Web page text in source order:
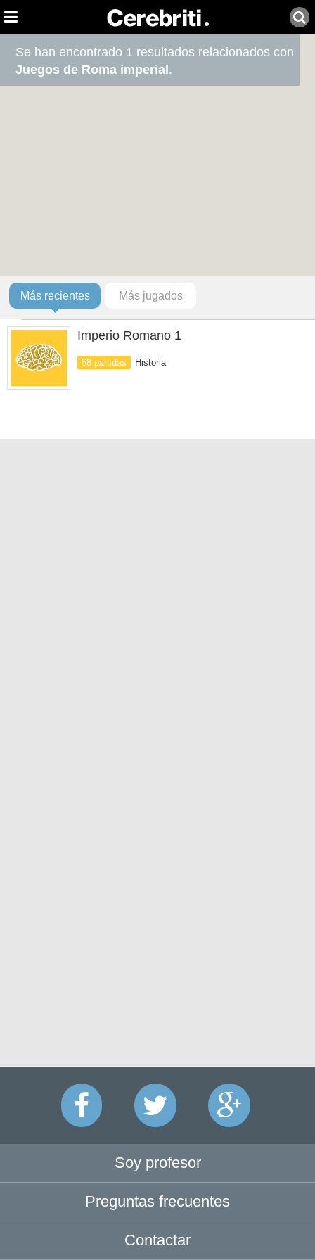
Se han encontrado 1 resultados relacionados con
Juegos de Roma imperial .
Más recientes Más jugados
Imperio Romano 1
68 partidas Historia
Soy profesor
Preguntas frecuentes
Contactar